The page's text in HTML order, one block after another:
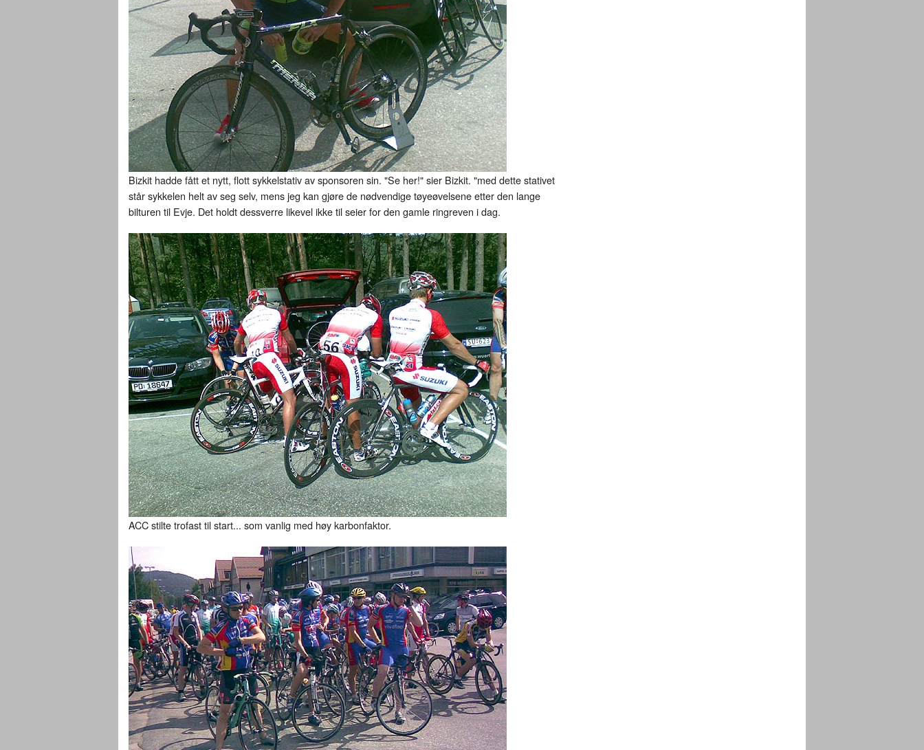
Bizkit hadde fått et nytt, flott sykkelstativ av sponsoren sin. "Se her!" sier Bizkit. "med dette stativet
står sykkelen helt av seg selv, mens jeg kan gjøre de nødvendige tøyeøvelsene etter den lange
bilturen til Evje. Det holdt dessverre likevel ikke til seier for den gamle ringreven i dag.
ACC stilte trofast til start... som vanlig med høy karbonfaktor.